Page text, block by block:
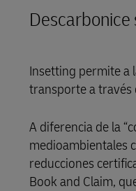
Insetting permite a
transporte a través
A diferencia de la
medioambientales
reducciones
Book and Claim,